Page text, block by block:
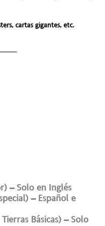
cartas gigantes, etc.
– Solo en Inglés
– Español e
Básicas) – Solo